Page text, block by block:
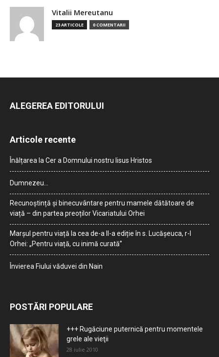
Vitalii Mereutanu
23 ARTICOLE 0 COMENTARII
ALEGEREA EDITORULUI
Articole recente
Înălțarea la Cer a Domnului nostru Iisus Hristos
Dumnezeu…
Recunoștință și binecuvântare pentru mamele dătătoare de
viață – din partea preoților Vicariatului Orhei
Marșul pentru viață la cea de-a II-a ediție în s. Lucășeuca, r-l
Orhei: „Pentru viață, cu inimă curată”
Învierea Fiului văduvei din Nain
POSTĂRI POPULARE
+++ Rugăciune puternică pentru momentele
grele ale vieţii
28 iulie 2010